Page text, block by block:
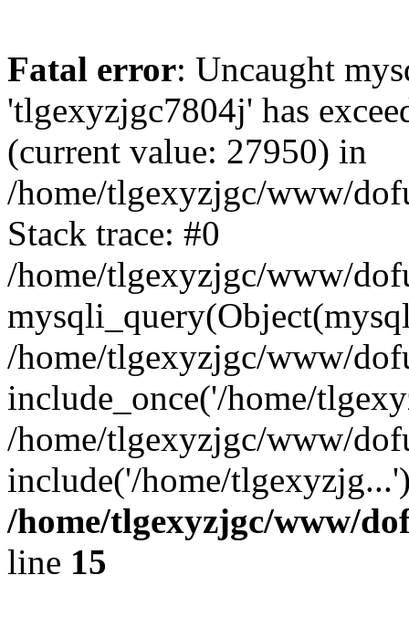
Fatal error: Uncaught
'tlgexyzjgc7804j' has
(current value: 27950) in
/home/tlgexyzjgc/www/
Stack trace: #0
/home/tlgexyzjgc/www/
/home/tlgexyzjgc/www/
include_once('/home/
/home/tlgexyzjgc/www/
include('/home/
/home/tlgexyzjgc/www/
line 15